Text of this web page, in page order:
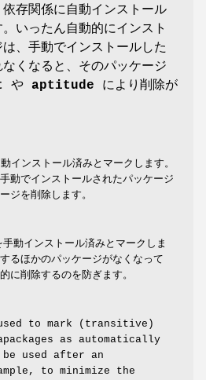
存関係に自動インストール
いったん自動的にインスト
、手動でインストールした
くなると、そのパッケージ
や aptitude により削除が
ンストール済みとマークします。
動でインストールされたパッケージ
ジを削除します。
動インストール済みとマークしま
るほかのパッケージがなくなって
に削除するのを防ぎます。
to mark (transitive)
as automatically
used after an
to minimize the